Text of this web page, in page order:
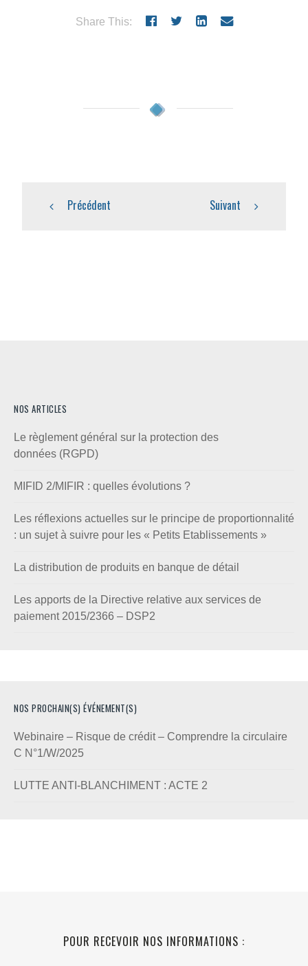
Share This:
Précédent Suivant
NOS ARTICLES
Le règlement général sur la protection des
données (RGPD)
MIFID 2/MIFIR : quelles évolutions ?
Les réflexions actuelles sur le principe de proportionnalité
: un sujet à suivre pour les « Petits Etablissements »
La distribution de produits en banque de détail
Les apports de la Directive relative aux services de
paiement 2015/2366 – DSP2
NOS PROCHAIN(S) ÉVÉNEMENT(S)
Webinaire – Risque de crédit – Comprendre la circulaire
C N°1/W/2025
LUTTE ANTI-BLANCHIMENT : ACTE 2
POUR RECEVOIR NOS INFORMATIONS :